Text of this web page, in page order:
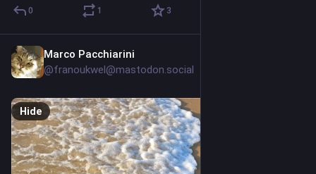
0 1 3
Marco Pacchiarini
@franoukwel@mastodon.social
Hide